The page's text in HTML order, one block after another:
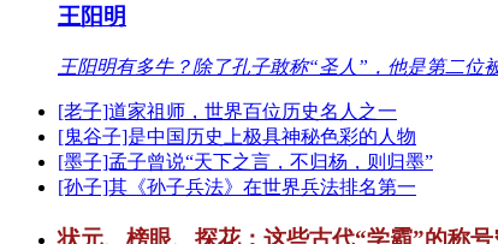
王阳明
王阳明有多牛？除了孔子敢称“圣人”，他是第二位
[老子]道家祖师，世界百位历史名人之一
[鬼谷子]是中国历史上极具神秘色彩的人物
[墨子]孟子曾说“天下之言，不归杨，则归墨”
[孙子]其《孙子兵法》在世界兵法排名第一
状元、榜眼、探花：这些古代“学霸”的称号